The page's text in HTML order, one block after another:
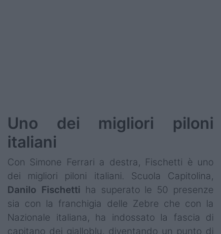
Uno dei migliori piloni
italiani
Con Simone Ferrari a destra, Fischetti è uno
dei migliori piloni italiani. Scuola Capitolina,
Danilo Fischetti ha superato le 50 presenze
sia con la franchigia delle Zebre che con la
Nazionale italiana, ha indossato la fascia di
capitano dei gialloblu, diventando un punto di